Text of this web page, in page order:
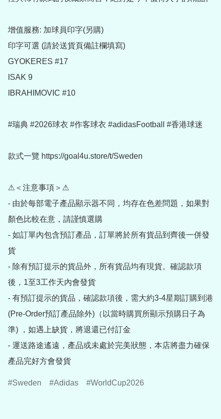
增值服務: 加球員印字(另購)
印字可選 (請於送貨頁備註欄填寫)
GYOKERES #17
ISAK 9
IBRAHIMOVIC #10
#瑞典 #2026球衣 #作客球衣 #adidasFootball #香港球迷
款式一覽 https://goal4u.store/t/Sweden
⚠＜注意事項＞⚠
- 由於每部電子產品顯示器不同，均存在色差問題，如果對
顏色比較在意，請謹慎選購
- 如訂單內包含預訂產品，訂單將於所有貨品到齊後一併發
貨
- 除有預訂提示的貨品外，所有貨品均有現貨。確認款項
後，1至3工作天內會發貨
- 有預訂提示的貨品，確認款項後，需大約3-4星期訂購到港
(Pre-Order預訂產品除外)（以當時購買所顯示預購日子為
準) ，如遇上缺貨，將退還已付訂金
- 運送路途遙遠，產品或未處於完美狀態，本店將盡力確保
產品完好方會發貨
Sweden Adidas WorldCup2026